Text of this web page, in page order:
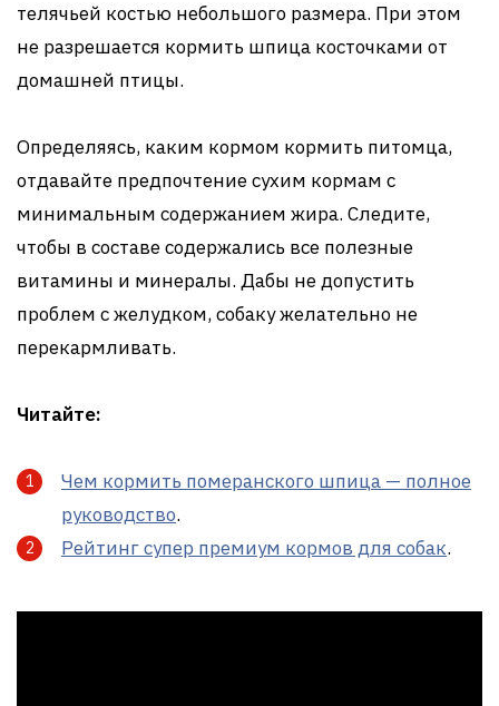
телячьей костью небольшого размера. При этом
не разрешается кормить шпица косточками от
домашней птицы.
Определяясь, каким кормом кормить питомца,
отдавайте предпочтение сухим кормам с
минимальным содержанием жира. Следите,
чтобы в составе содержались все полезные
витамины и минералы. Дабы не допустить
проблем с желудком, собаку желательно не
перекармливать.
Читайте:
Чем кормить померанского шпица — полное
руководство.
Рейтинг супер премиум кормов для собак.